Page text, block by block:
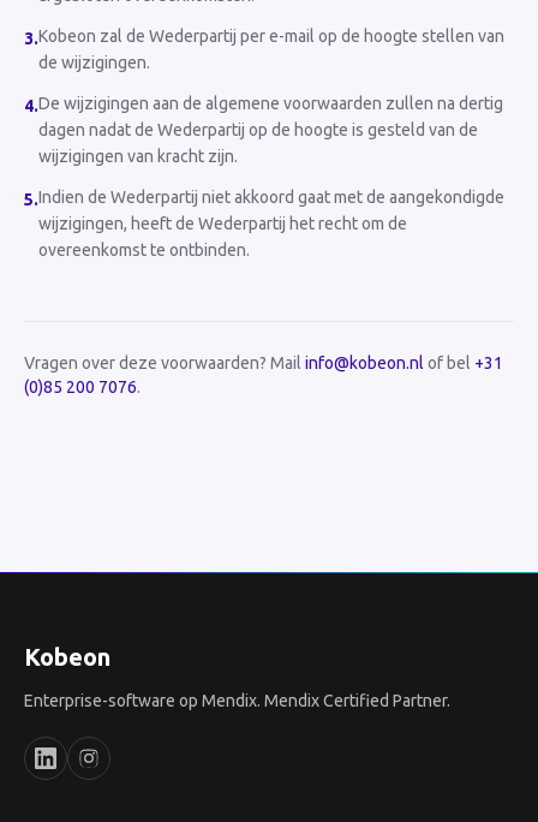
3.Kobeon zal de Wederpartij per e-mail op de hoogte stellen van
de wijzigingen.
4.De wijzigingen aan de algemene voorwaarden zullen na dertig
dagen nadat de Wederpartij op de hoogte is gesteld van de
wijzigingen van kracht zijn.
5.Indien de Wederpartij niet akkoord gaat met de aangekondigde
wijzigingen, heeft de Wederpartij het recht om de
overeenkomst te ontbinden.
Vragen over deze voorwaarden? Mail info@kobeon.nl of bel +31
(0)85 200 7076.
Kobeon
Enterprise-software op Mendix. Mendix Certified Partner.